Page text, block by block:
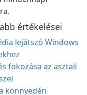
értékelései
lejátszó Windows
fokozása az asztali
könnyedén